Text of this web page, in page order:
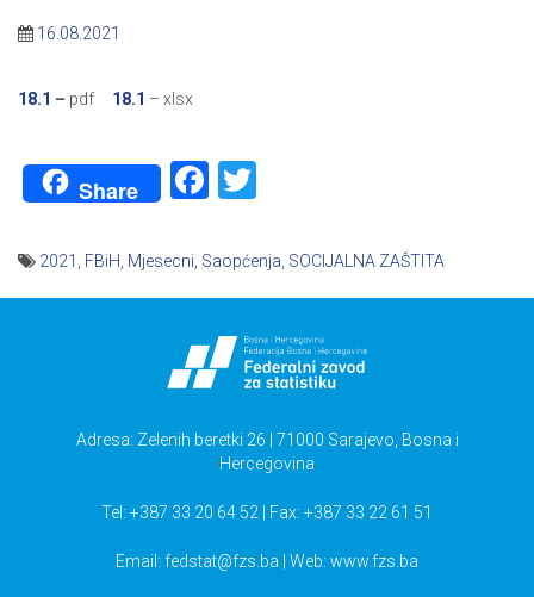
16.08.2021
18.1 – pdf 18.1 – xlsx
Share Facebook
2021 FBiH Mjesecni Saopćenja SOCIJALNA ZAŠTITA
Adresa: Zelenih beretki 26 | 71000 Sarajevo, Bosna i
Hercegovina
Tel: +387 33 20 64 52 | Fax: +387 33 22 61 51
Email: fedstat@fzs.ba | Web: www.fzs.ba